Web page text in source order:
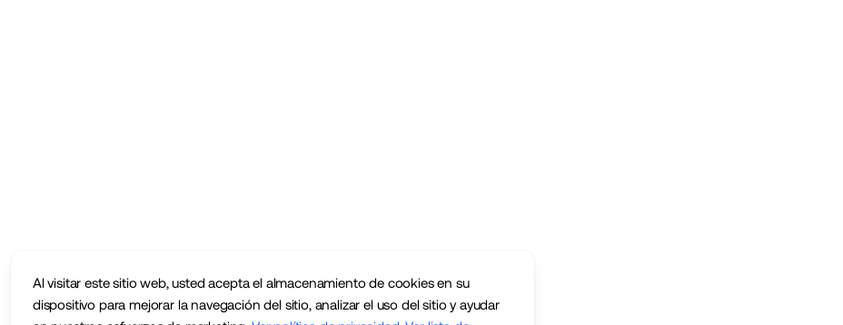
Al visitar este sitio web, usted acepta el almacenamiento de cookies en su
dispositivo para mejorar la navegación del sitio, analizar el uso del sitio y ayudar